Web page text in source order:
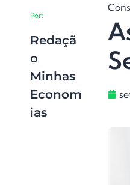
Por:
Redaçã
O
Minhas
Econom
Ias